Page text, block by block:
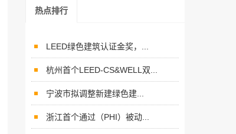
热点排行
LEED绿色建筑认证金奖，...
杭州首个LEED-CS&WELL双...
宁波市拟调整新建绿色建...
浙江首个通过（PHI）被动...